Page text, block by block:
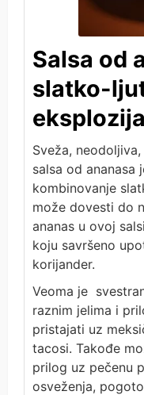
Salsa od
slatko-
Sveža,
salsa od ananasa
kombinovanje
može dovesti do
ananas u ovoj
koju savršeno
korijander.
Veoma je
raznim jelima i
pristajati uz
tacosi. Takođe
prilog uz pečenu
osveženja,